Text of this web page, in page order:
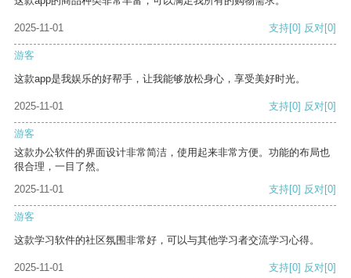
2025-11-01 支持[0] 反对[0]
游客
这款app是我娱乐的好帮手，让我能够放松身心，享受美好时光。
2025-11-01 支持[0] 反对[0]
游客
这款办公软件的界面设计非常简洁，使用起来非常方便。功能的布局也
很合理，一目了然。
2025-11-01
支持[0] 反对[0]
游客
这款学习软件的社区氛围非常好，可以与其他学习者交流学习心得。
2025-11-01 支持[0] 反对[0]